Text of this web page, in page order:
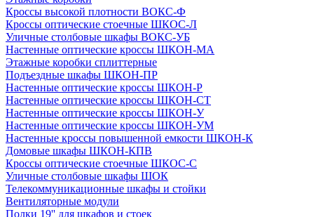
Кроссы высокой плотности ВОКС-Ф
Кроссы оптические стоечные ШКОС-Л
Уличные столбовые шкафы ВОКС-УБ
Настенные оптические кроссы ШКОН-МА
Этажные коробки сплиттерные
Подъездные шкафы ШКОН-ПР
Настенные оптические кроссы ШКОН-Р
Настенные оптические кроссы ШКОН-СТ
Настенные оптические кроссы ШКОН-У
Настенные оптические кроссы ШКОН-УМ
Настенные кроссы повышенной емкости ШКОН-К
Домовые шкафы ШКОН-КПВ
Кроссы оптические стоечные ШКОС-С
Уличные столбовые шкафы ШОК
Телекоммуникационные шкафы и стойки
Вентиляторные модули
Полки 19'' для шкафов и стоек